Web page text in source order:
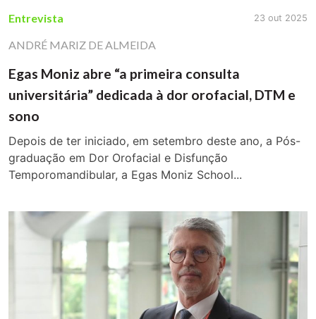
Entrevista 23 out 2025
ANDRÉ MARIZ DE ALMEIDA
Egas Moniz abre “a primeira consulta
universitária” dedicada à dor orofacial, DTM e
sono
Depois de ter iniciado, em setembro deste ano, a Pós-
graduação em Dor Orofacial e Disfunção
Temporomandibular, a Egas Moniz School...